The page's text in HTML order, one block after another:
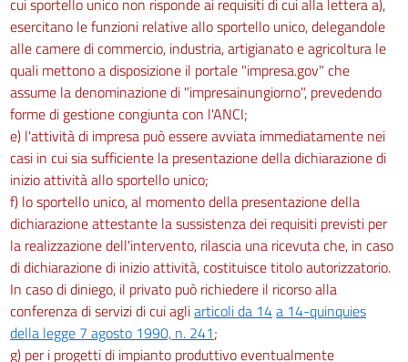
di competenza di altre Amministrazioni)
82
83
PARTE TERZA
Titolo I
(Disposizioni relative ai
procedimenti di competenza regionale)
84
Titolo II
(Disposizioni finali)
Capo I
85
86
cui sportello unico non risponde ai requisiti di cui alla lettera a),
esercitano le funzioni relative allo sportello unico, delegandole
alle camere di commercio, industria, artigianato e agricoltura le
quali mettono a disposizione il portale "impresa.gov" che
assume la denominazione di "impresainungiorno", prevedendo
forme di gestione congiunta con l'ANCI;
e) l'attività di impresa può essere avviata immediatamente nei
casi in cui sia sufficiente la presentazione della dichiarazione di
inizio attività allo sportello unico;
f) lo sportello unico, al momento della presentazione della
dichiarazione attestante la sussistenza dei requisiti previsti per
la realizzazione dell'intervento, rilascia una ricevuta che, in caso
di dichiarazione di inizio attività, costituisce titolo autorizzatorio.
In caso di diniego, il privato può richiedere il ricorso alla
conferenza di servizi di cui agliarticoli da 14a 14-quinquies
della legge 7 agosto 1990, n. 241;
g) per i progetti di impianto produttivo eventualmente